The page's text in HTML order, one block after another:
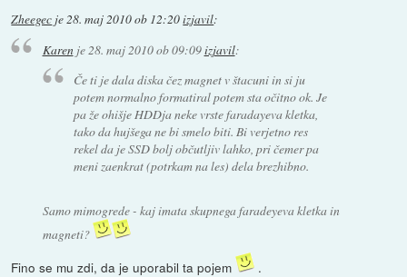
Zheegec je28. maj 2010 ob 12:20izjavil:
Karenje28. maj 2010 ob 09:09izjavil:
Če ti je dala diska čez magnet v štacuni in si ju
potem normalno formatiral potem sta očitno ok. Je
pa že ohišje HDDja neke vrste faradayeva kletka,
tako da hujšega ne bi smelo biti. Bi verjetno res
rekel da je SSD bolj občutljiv lahko, pri čemer pa
meni zaenkrat (potrkam na les) dela brezhibno.
Samo mimogrede - kaj imata skupnega faradeyeva kletka in
magneti?
Fino se mu zdi, da je uporabil ta pojem .